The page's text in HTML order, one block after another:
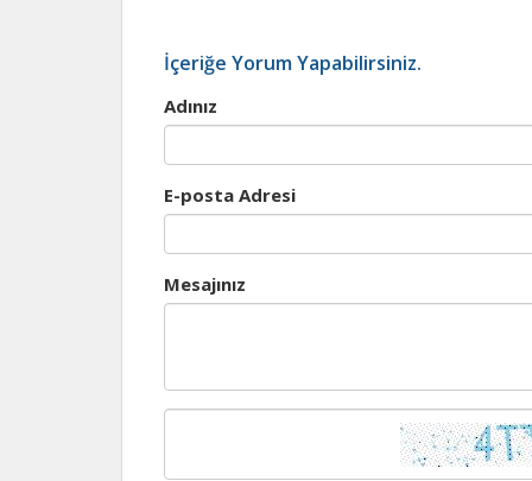
İçeriğe Yorum Yapabilirsiniz.
Adınız
E-posta Adresi
Mesajınız